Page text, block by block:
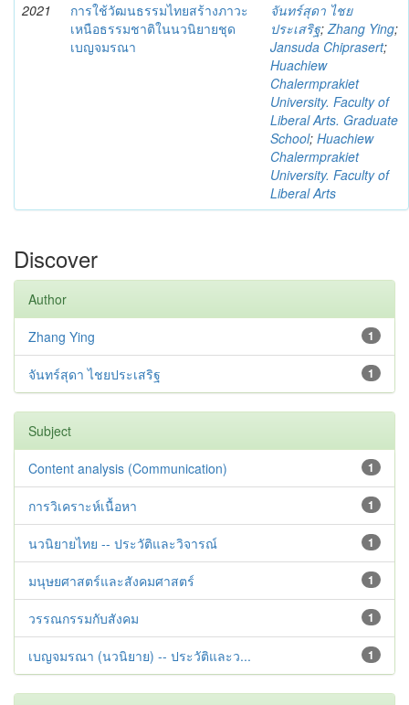
2021
การใช้วัฒนธรรมไทยสร้างภาวะ
เหนือธรรมชาติในนวนิยายชุด
เบญจมรณา
จันทร์สุดา ไชย
ประเสริฐ;Zhang Ying;
Jansuda Chiprasert;
Huachiew
Chalermprakiet
University. Faculty of
Liberal Arts. Graduate
School; Huachiew
Chalermprakiet
University. Faculty of
Liberal Arts
Discover
Author
1
Zhang Ying
1
จันทร์สุดา ไชยประเสริฐ
Subject
1
Content analysis (Communication)
1
การวิเคราะห์เนื้อหา
1
นวนิยายไทย -- ประวัติและวิจารณ์
1
มนุษยศาสตร์และสังคมศาสตร์
1
วรรณกรรมกับสังคม
1
เบญจมรณา (นวนิยาย) -- ประวัติและว...